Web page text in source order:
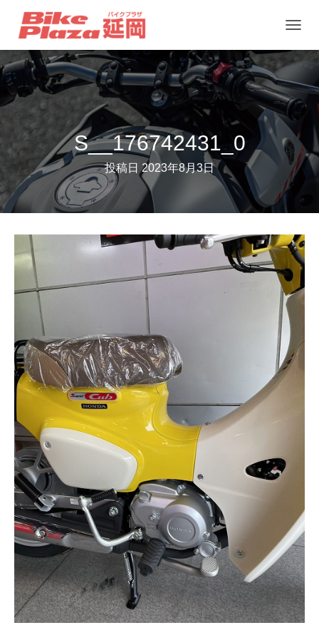
ビ
ー
シ
ョ
ン
を
り
え
S__176742431_0
投稿日2023年8月3日